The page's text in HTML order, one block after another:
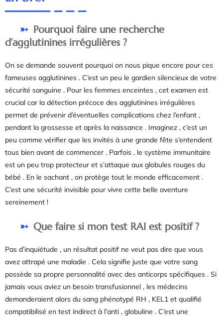
Pourquoi faire une recherche
d’agglutinines irrégulières ?
On se demande souvent pourquoi on nous pique encore pour ces
fameuses agglutinines . C’est un peu le gardien silencieux de votre
sécurité sanguine . Pour les femmes enceintes , cet examen est
crucial car la détection précoce des agglutinines irrégulières
permet de prévenir d’éventuelles complications chez l’enfant ,
pendant la grossesse et après la naissance . Imaginez , c’est un
peu comme vérifier que les invités à une grande fête s’entendent
tous bien avant de commencer . Parfois , le système immunitaire
est un peu trop protecteur et s’attaque aux globules rouges du
bébé . En le sachant , on protège tout le monde efficacement .
C’est une sécurité invisible pour vivre cette belle aventure
sereinement !
Que faire si mon test RAI est positif ?
Pas d’inquiétude , un résultat positif ne veut pas dire que vous
avez attrapé une maladie . Cela signifie juste que votre sang
possède sa propre personnalité avec des anticorps spécifiques . Si
jamais vous aviez un besoin transfusionnel , les médecins
demanderaient alors du sang phénotypé RH , KEL1 et qualifié
compatibilisé en test indirect à l’anti , globuline . C’est une